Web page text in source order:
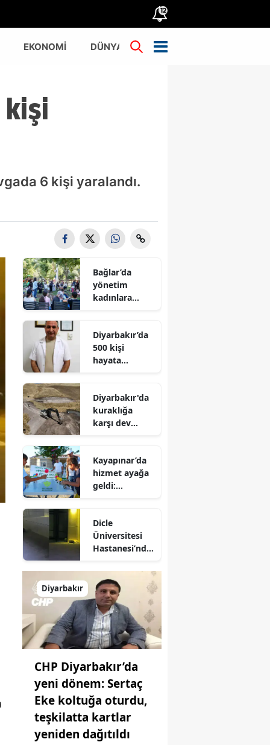
12
EKONOMİ DÜNYA TÜRKİYE
kişi
6 kişi yaralandı.
Bağlar’da
yönetim
kadınlara
Merkezi’nin
rotasını onlar
çizecek
Diyarbakır’da
500 kişi
hayata
bekliyor: Bir
imza binlerce
umut olabilir
Diyarbakır'da
kuraklığa
karşı dev
buluyor
Kayapınar’da
hizmet ayağa
geldi:
yüzler güldü
Dicle
Üniversitesi
Hastanesi’nde
anlar: Şifa
arayanlar
köpek
sürülerinin
arasında kaldı
Diyarbakır
CHP Diyarbakır’da
yeni dönem: Sertaç
Eke koltuğa oturdu,
teşkilatta kartlar
yeniden dağıtıldı